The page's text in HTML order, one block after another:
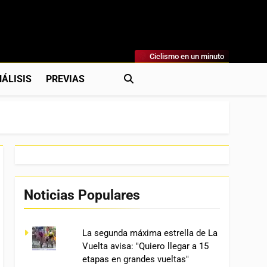
Previas Y Más. La Web Ciclista De Referencia.
Ciclismo en un minuto
PREVIAS
Noticias Populares
La segunda máxima estrella de La
Vuelta avisa: "Quiero llegar a 15
etapas en grandes vueltas"